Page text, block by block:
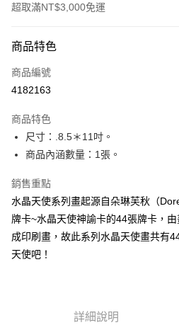
超取滿NT$3,000免運
信用卡一次付款
超商取貨付款
Apple Pay
街口支付
悠遊付
ATM付款
商品特色
商品編號
4182163
商品特色
尺寸：.8.5＊11吋。
商品內涵數量：1張。
銷售重點
水晶天使系列畫起源自朵琳芙秋（
牌卡~水晶天使神諭卡的44張牌卡，
成印刷畫，故此系列水晶天使畫共有
天使吧！
詳細說明